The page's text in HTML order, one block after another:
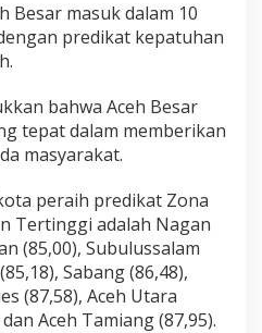
Besar masuk dalam 10
predikat kepatuhan
bahwa Aceh Besar
tepat dalam memberikan
masyarakat.
peraih predikat Zona
Tertinggi adalah Nagan
(85,00), Subulussalam
Sabang (86,48),
(87,58), Aceh Utara
Aceh Tamiang (87,95).